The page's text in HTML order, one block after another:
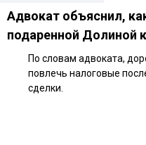
Адвокат объяснил,
подаренной Долиной
По словам адвоката,
повлечь налоговые
сделки.